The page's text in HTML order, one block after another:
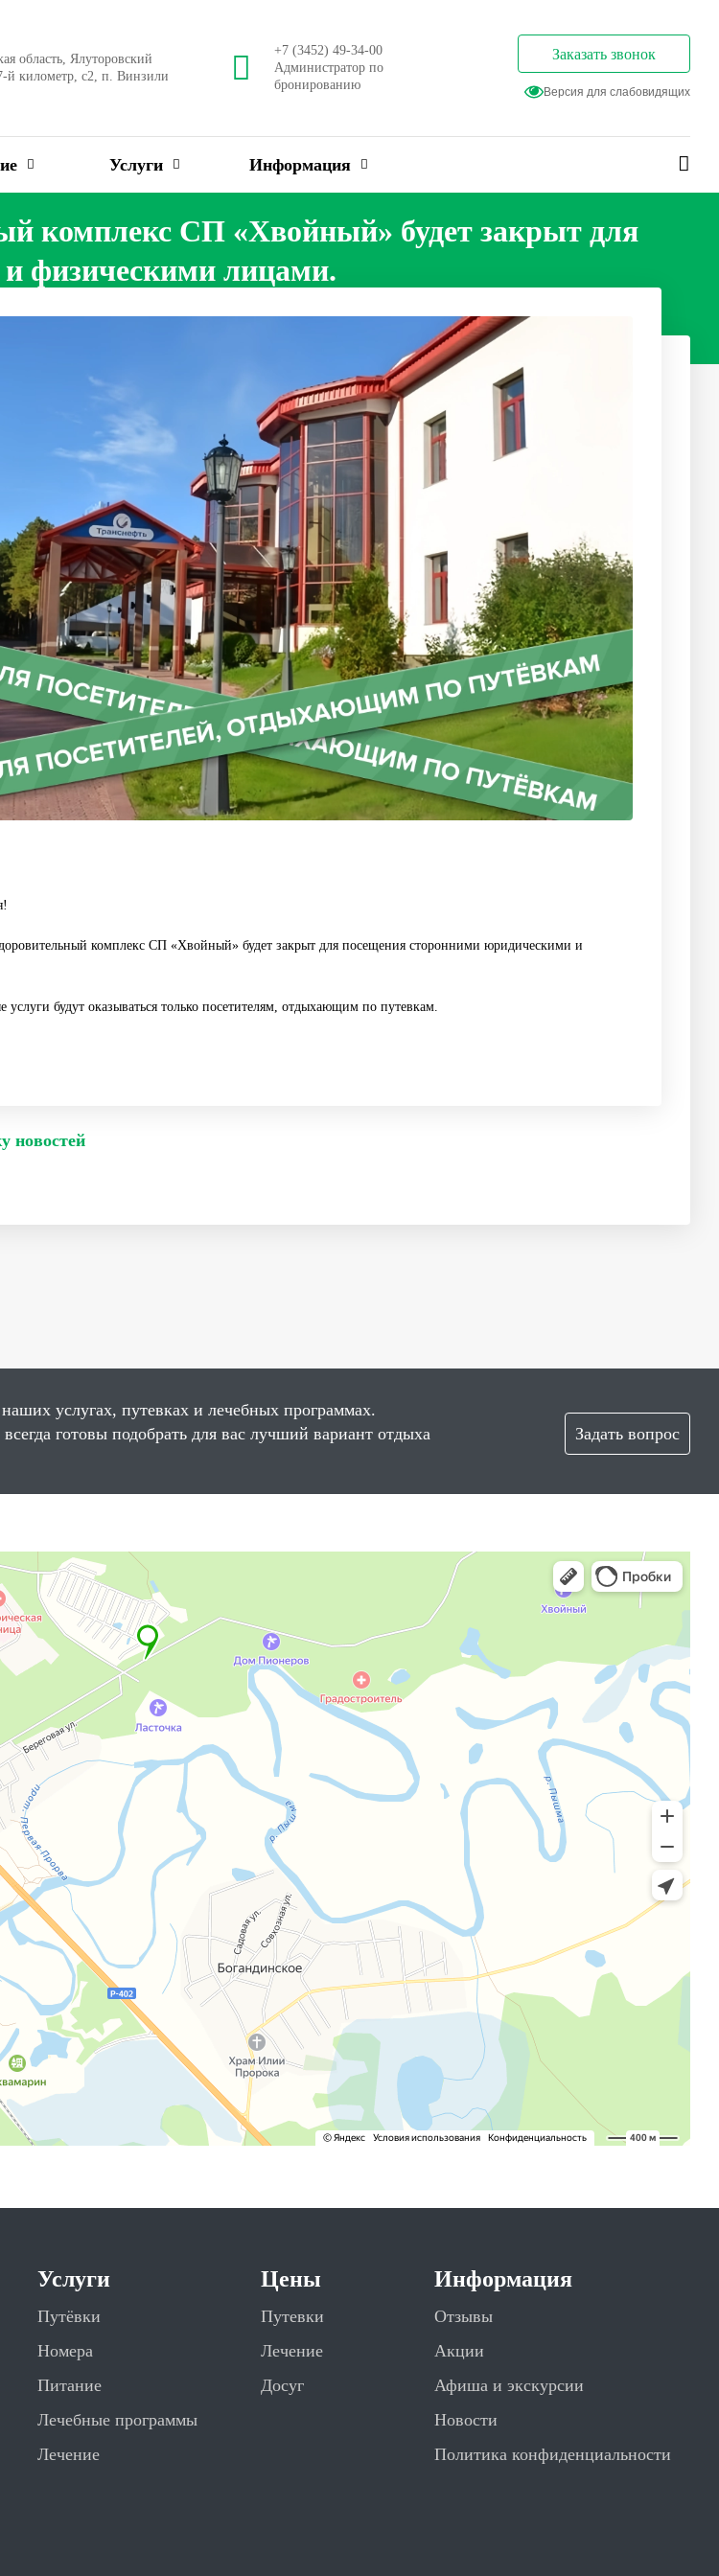
область, Ялуторовский
й километр, с2, п. Винзили
+7 (3452) 49-34-00
Администратор по
бронированию
Заказать звонок
Версия для слабовидящих
Услуги Информация
комплекс СП «Хвойный» будет закрыт для
физическими лицами.
«Хвойный» будет закрыт для посещения сторонними юридическими и физическими лицами.
комплекс СП «Хвойный» будет закрыт для посещения сторонними юридическими и
будут оказываться только посетителям, отдыхающим по путевкам.
новостей
услугах, путевках и лечебных программах.
готовы подобрать для вас лучший вариант отдыха
Задать вопрос
Услуги
Путёвки
Номера
Питание
Лечебные программы
Лечение
Цены
Путевки
Лечение
Досуг
Информация
Отзывы
Акции
Афиша и экскурсии
Новости
Политика конфиденциальности